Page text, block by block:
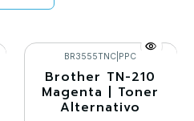
-30%
Agotado
BR3555TNC| PPC
Brother TN-210
Magenta | Toner
Alternativo